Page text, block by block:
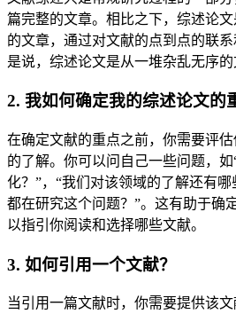
篇完整的文章。相比之下，综述论
的文章，通过对文献的点到点的联
是说，综述论文是从一堆杂乱无序的
2. 我如何确定我的综述论文的
在确定文献的重点之前，你需要评
的了解。你可以问自己一些问题，
化？”，“我们对该领域的了解还有
都在研究这个问题？”。这有助于确
以指引你阅读和选择哪些文献。
3. 如何引用一个文献？
当引用一篇文献时，你需要提供该